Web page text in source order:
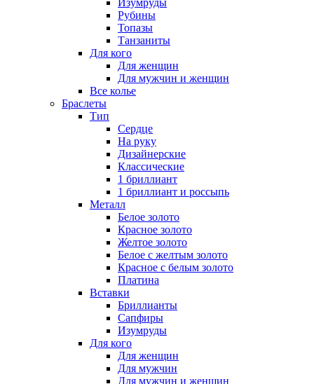
Изумруды
Рубины
Топазы
Танзаниты
Для кого
Для женщин
Для мужчин и женщин
Все колье
Браслеты
Тип
Сердце
На руку
Дизайнерские
Классические
1 бриллиант
1 бриллиант и россыпь
Металл
Белое золото
Красное золото
Желтое золото
Белое с желтым золото
Красное с белым золото
Платина
Вставки
Бриллианты
Сапфиры
Изумруды
Для кого
Для женщин
Для мужчин
Для мужчин и женщин